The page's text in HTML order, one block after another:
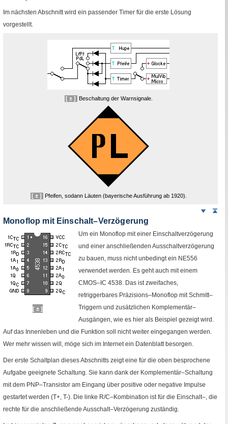
Im nächsten Abschnitt wird ein passender Timer für die erste Lösung
vorgestellt.
[ ± ] Beschaltung der Warnsignale.
[ ± ] Pfeifen, sodann Läuten (bayerische Ausführung ab 1920).
Weiter
Monoflop mit Einschalt–Verzögerung
[ ± ]
Um ein Monoflop mit einer Einschaltverzögerung
und einer anschließenden Ausschaltverzögerung
zu bauen, muss nicht unbedingt ein NE556
verwendet werden. Es geht auch mit einem
CMOS–IC 4538. Das ist zweifaches,
retriggerbares Präzisions–Monoflop mit Schmitt–
Triggern und zusätzlichen Komplementär–
Ausgängen, wie es hier als Beispiel gezeigt wird.
Auf das Innenleben und die Funktion soll nicht weiter eingegangen werden.
Wer mehr wissen will, möge sich im Internet ein Datenblatt besorgen.
Der erste Schaltplan dieses Abschnitts zeigt eine für die oben besprochene
Aufgabe geeignete Schaltung. Sie kann dank der Komplementär–Schaltung
mit dem PNP–Transistor am Eingang über positive oder negative Impulse
gestartet werden (T+, T-). Die linke R/C–Kombination ist für die Einschalt–, die
rechte für die anschließende Ausschalt–Verzögerung zuständig.